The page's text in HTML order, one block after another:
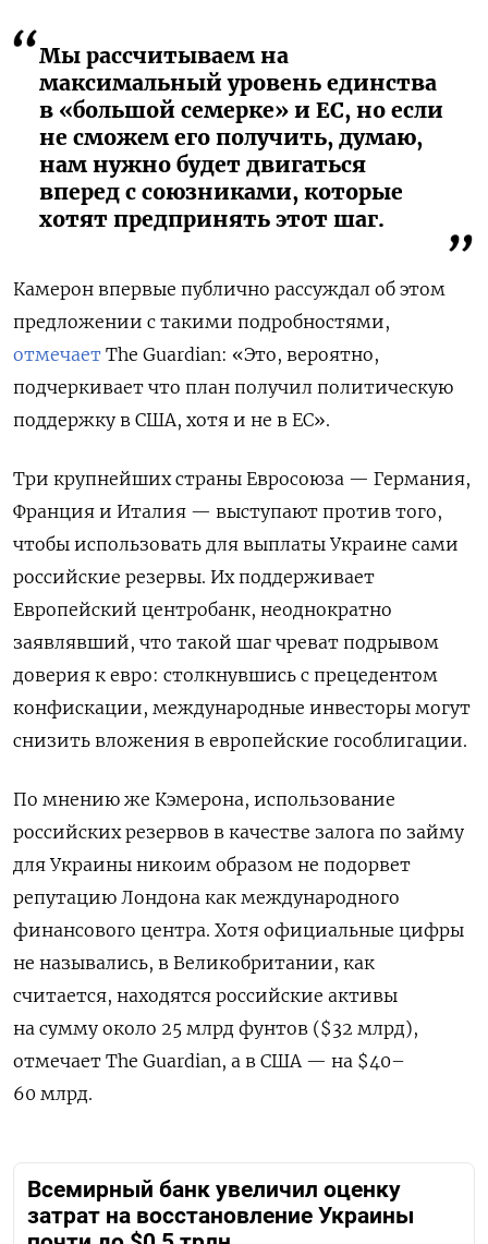
Мы рассчитываем на
максимальный уровень единства
в «большой семерке» и ЕС, но если
не сможем его получить, думаю,
нам нужно будет двигаться
вперед с союзниками, которые
хотят предпринять этот шаг.
Камерон впервые публично рассуждал об этом
предложении с такими подробностями,
отмечает The Guardian: «Это, вероятно,
подчеркивает что план получил политическую
поддержку в США, хотя и не в ЕС».
Три крупнейших страны Евросоюза — Германия,
Франция и Италия — выступают против того,
чтобы использовать для выплаты Украине сами
российские резервы. Их поддерживает
Европейский центробанк, неоднократно
заявлявший, что такой шаг чреват подрывом
доверия к евро: столкнувшись с прецедентом
конфискации, международные инвесторы могут
снизить вложения в европейские гособлигации.
По мнению же Кэмерона, использование
российских резервов в качестве залога по займу
для Украины никоим образом не подорвет
репутацию Лондона как международного
финансового центра. Хотя официальные цифры
не назывались, в Великобритании, как
считается, находятся российские активы
на сумму около 25 млрд фунтов ($32 млрд),
отмечает The Guardian, а в США — на $40–
60 млрд.
Всемирный банк увеличил оценку
затрат на восстановление Украины